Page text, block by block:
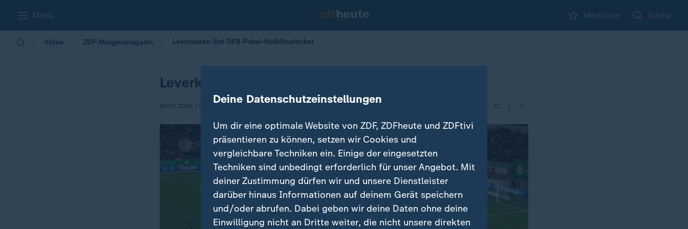
Menü Merkliste Suche
Video ZDF-Morgenmagazin Leverkusen löst DFB-Pokal-Halbfinalticket
Leverkusen löst DFB-Pokal-Halbfinalticket
04.02.2026 | 05:30 Deine Datenschutzeinstellungen
Um dir eine optimale Website von ZDF, ZDFheute und ZDFtivi
präsentieren zu können, setzen wir Cookies und
vergleichbare Techniken ein. Einige der eingesetzten
Techniken sind unbedingt erforderlich für unser Angebot. Mit
deiner Zustimmung dürfen wir und unsere Dienstleister
darüber hinaus Informationen auf deinem Gerät speichern
und/oder abrufen. Dabei geben wir deine Daten ohne deine
Einwilligung nicht an Dritte weiter, die nicht unsere direkten